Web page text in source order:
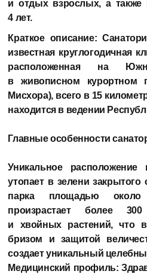
и отдых взрослых, а также
4 лет.
Краткое описание:
известная круглогодичная
расположенная на
в живописном курортном
Мисхора), всего в 15
находится в ведении
Главные особенности
Уникальное
утопает в зелени закрытого
парка площадью
произрастает более
и хвойных растений, что
бризом и защитой
создает уникальный
Медицинский профиль: